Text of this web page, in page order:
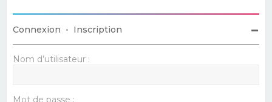
Connexion • Inscription
Nom d’utilisateur :
Mot de passe :